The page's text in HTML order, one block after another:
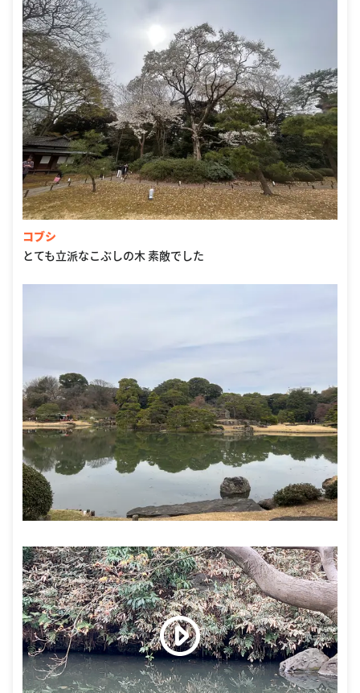
コブシ
とても立派なこぶしの木 素敵でした